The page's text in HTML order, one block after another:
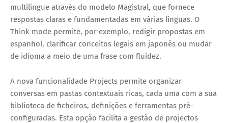
multilingue através do modelo Magistral, que fornece
respostas claras e fundamentadas em várias línguas. O
Think mode permite, por exemplo, redigir propostas em
espanhol, clarificar conceitos legais em japonês ou mudar
de idioma a meio de uma frase com fluidez.
A nova funcionalidade Projects permite organizar
conversas em pastas contextuais ricas, cada uma com a sua
biblioteca de ficheiros, definições e ferramentas pré-
configuradas. Esta opção facilita a gestão de projectos